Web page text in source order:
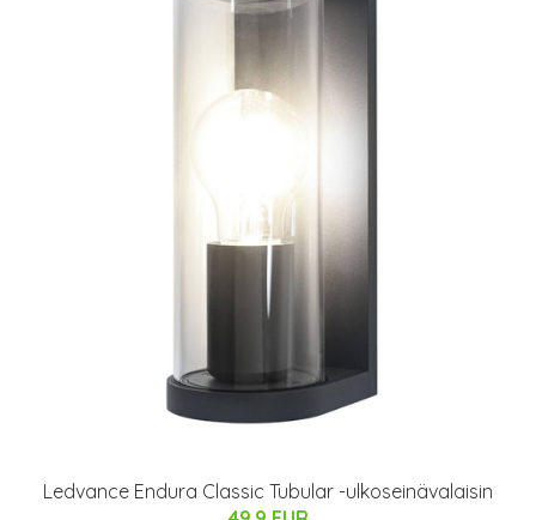
Ledvance Endura Classic Tubular -ulkoseinävalaisin